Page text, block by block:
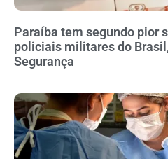
Paraíba tem segundo pior
policiais militares do
Segurança